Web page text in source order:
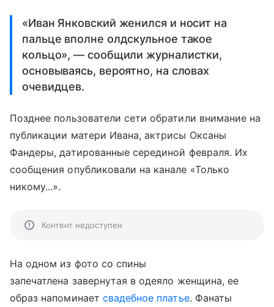
«Иван Янковский женился и носит на
пальце вполне олдскульное такое
кольцо», — сообщили журналистки,
основываясь, вероятно, на словах
очевидцев.
Позднее пользователи сети обратили внимание на
публикации матери Ивана, актрисы Оксаны
Фандеры, датированные серединой февраля. Их
сообщения опубликовали на канале «Только
никому...».
Контент недоступен
На одном из фото со спины
запечатлена завернутая в одеяло женщина, ее
образ напоминает свадебное платье. Фанаты